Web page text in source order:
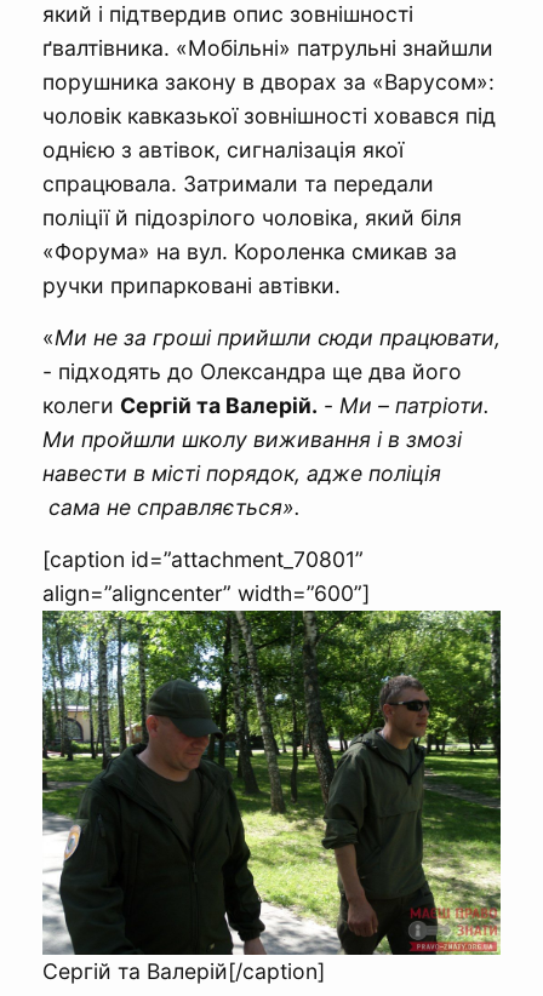
який і підтвердив опис зовнішності
ґвалтівника. «Мобільні» патрульні знайшли
порушника закону в дворах за «Варусом»:
чоловік кавказької зовнішності ховався під
однією з автівок, сигналізація якої
спрацювала. Затримали та передали
поліції й підозрілого чоловіка, який біля
«Форума» на вул. Короленка смикав за
ручки припарковані автівки.
«Ми не за гроші прийшли сюди працювати,
- підходять до Олександра ще два його
колеги Сергій та Валерій. - Ми – патріоти.
Ми пройшли школу виживання і в змозі
навести в місті порядок, адже поліція
сама не справляється».
[caption id=”attachment_70801”
align=”aligncenter” width=”600”]
Сергій та Валерій[/caption]